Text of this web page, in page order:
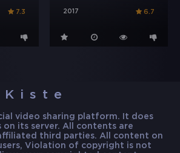
7.3 2017 6.7
Kiste
video sharing platform. It does
on its server. All contents are
third parties. All content on
Violation of copyright is not